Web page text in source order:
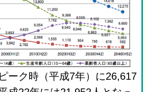
ーク時（平成7年）に26,617